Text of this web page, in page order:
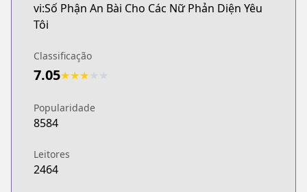
vi:Số Phận An Bài Cho Các Nữ Phản Diện Yêu
Tôi
Classificação
7.05★★★
Popularidade
8584
Leitores
2464